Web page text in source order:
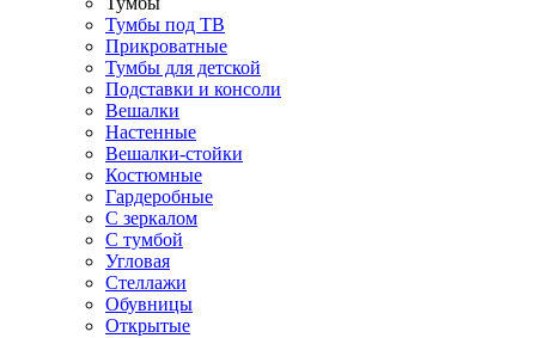
Тумбы под ТВ
Прикроватные
Тумбы для детской
Подставки и консоли
Вешалки
Настенные
Вешалки-стойки
Костюмные
Гардеробные
С зеркалом
С тумбой
Угловая
Стеллажи
Обувницы
Открытые